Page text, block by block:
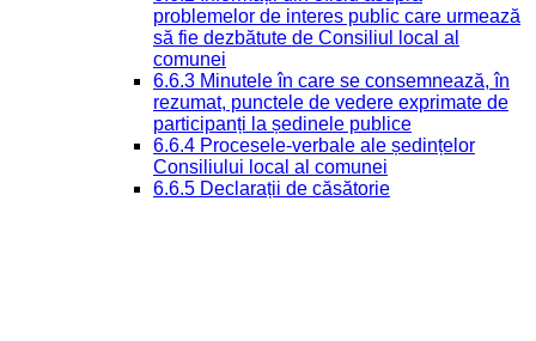
problemelor de interes public care urmează
să fie dezbătute de Consiliul local al
comunei
6.6.3 Minutele în care se consemnează, în
rezumat, punctele de vedere exprimate de
participanți la ședinele publice
6.6.4 Procesele-verbale ale ședințelor
Consiliului local al comunei
6.6.5 Declarații de căsătorie